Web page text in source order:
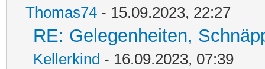
Thomas74 - 15.09.2023, 22:27
RE: Gelegenheiten,
Kellerkind - 16.09.2023, 07:39